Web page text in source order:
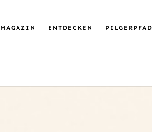
MAGAZIN ENTDECKEN PILGERPFAD